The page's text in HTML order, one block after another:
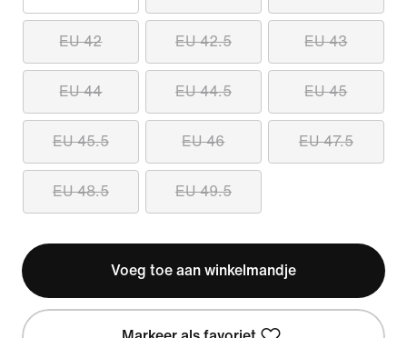
EU 42 EU 42.5 EU 43
EU 44 EU 44.5 EU 45
EU 45.5 EU 46 EU 47.5
EU 48.5 EU 49.5
Voeg toe aan winkelmandje